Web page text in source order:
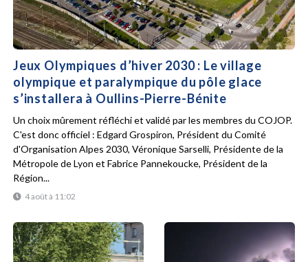
Jeux Olympiques d’hiver 2030 : Le village
olympique et paralympique du pôle glace
s’installera à Oullins-Pierre-Bénite
4 août à 11:02
Un choix mûrement réfléchi et validé par les membres du COJOP.
C'est donc officiel : Edgard Grospiron, Président du Comité
d'Organisation Alpes 2030, Véronique Sarselli, Présidente de la
Métropole de Lyon et Fabrice Pannekoucke, Président de la
Région...